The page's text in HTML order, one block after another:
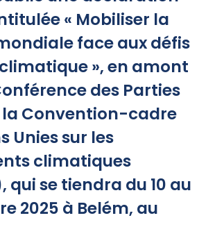
« Mobiliser la
face aux défis
», en amont
des Parties
la Convention-cadre
Unies sur les
climatiques
qui se tiendra du 10 au
2025 à Belém, au